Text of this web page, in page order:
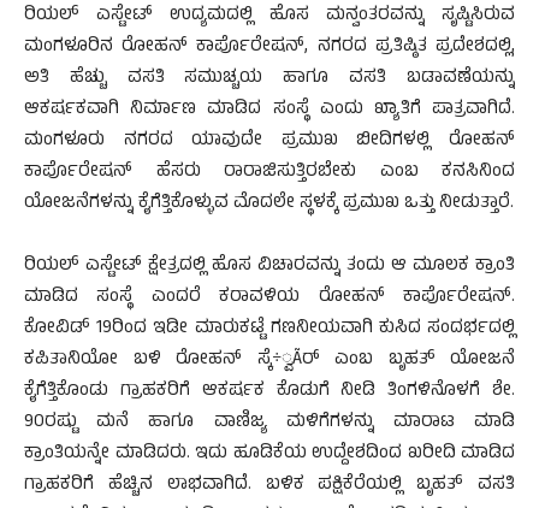
ರಿಯಲ್ ಎಸ್ಟೇಟ್ ಉದ್ಯಮದಲ್ಲಿ ಹೊಸ ಮನ್ವಂತರವನ್ನು ಸೃಷ್ಟಿಸಿರುವ
ಮಂಗಳೂರಿನ ರೋಹನ್ ಕಾರ್ಪೊರೇಷನ್, ನಗರದ ಪ್ರತಿಷ್ಠಿತ ಪ್ರದೇಶದಲ್ಲಿ,
ಅತಿ ಹೆಚ್ಚು ವಸತಿ ಸಮುಚ್ಚಯ ಹಾಗೂ ವಸತಿ ಬಡಾವಣೆಯನ್ನು
ಆಕರ್ಷಕವಾಗಿ ನಿರ್ಮಾಣ ಮಾಡಿದ ಸಂಸ್ಥೆ ಎಂದು ಖ್ಯಾತಿಗೆ ಪಾತ್ರವಾಗಿದೆ.
ಮಂಗಳೂರು ನಗರದ ಯಾವುದೇ ಪ್ರಮುಖ ಬೀದಿಗಳಲ್ಲಿ ರೋಹನ್
ಕಾರ್ಪೊರೇಷನ್ ಹೆಸರು ರಾರಾಜಿಸುತ್ತಿರಬೇಕು ಎಂಬ ಕನಸಿನಿಂದ
ಯೋಜನೆಗಳನ್ನು ಕೈಗೆತ್ತಿಕೊಳ್ಳುವ ಮೊದಲೇ ಸ್ಥಳಕ್ಕೆ ಪ್ರಮುಖ ಒತ್ತು ನೀಡುತ್ತಾರೆ.
ರಿಯಲ್ ಎಸ್ಟೇಟ್ ಕ್ಷೇತ್ರದಲ್ಲಿ ಹೊಸ ವಿಚಾರವನ್ನು ತಂದು ಆ ಮೂಲಕ ಕ್ರಾಂತಿ
ಮಾಡಿದ ಸಂಸ್ಥೆ ಎಂದರೆ ಕರಾವಳಿಯ ರೋಹನ್ ಕಾರ್ಪೊರೇಷನ್.
ಕೋವಿಡ್ 19ರಿಂದ ಇಡೀ ಮಾರುಕಟ್ಟೆ ಗಣನೀಯವಾಗಿ ಕುಸಿದ ಸಂದರ್ಭದಲ್ಲಿ
ಕಪಿತಾನಿಯೋ ಬಳಿ ರೋಹನ್ ಸ್ಕೆ÷್ವÃರ್ ಎಂಬ ಬೃಹತ್ ಯೋಜನೆ
ಕೈಗೆತ್ತಿಕೊಂಡು ಗ್ರಾಹಕರಿಗೆ ಆಕರ್ಷಕ ಕೊಡುಗೆ ನೀಡಿ ತಿಂಗಳಿನೊಳಗೆ ಶೇ.
90ರಷ್ಟು ಮನೆ ಹಾಗೂ ವಾಣಿಜ್ಯ ಮಳಿಗೆಗಳನ್ನು ಮಾರಾಟ ಮಾಡಿ
ಕ್ರಾಂತಿಯನ್ನೇ ಮಾಡಿದರು. ಇದು ಹೂಡಿಕೆಯ ಉದ್ದೇಶದಿಂದ ಖರೀದಿ ಮಾಡಿದ
ಗ್ರಾಹಕರಿಗೆ ಹೆಚ್ಚಿನ ಲಾಭವಾಗಿದೆ. ಬಳಿಕ ಪಕ್ಷಿಕೆರೆಯಲ್ಲಿ ಬೃಹತ್ ವಸತಿ